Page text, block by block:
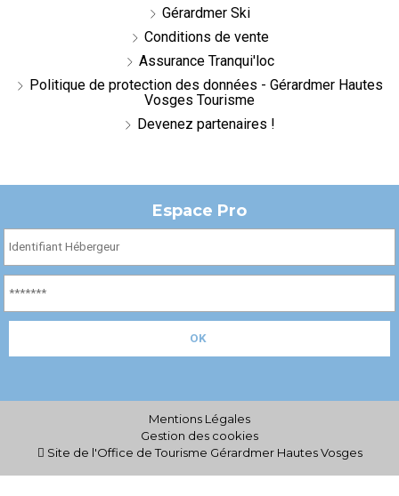
Gérardmer Ski
Conditions de vente
Assurance Tranqui'loc
Politique de protection des données - Gérardmer Hautes
Vosges Tourisme
Devenez partenaires !
Espace Pro
Mentions Légales
Gestion des cookies
Site de l'Office de Tourisme Gérardmer Hautes Vosges